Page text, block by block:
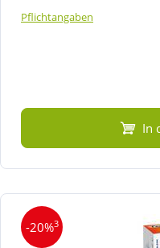
Pflichtangaben
In
-20%3